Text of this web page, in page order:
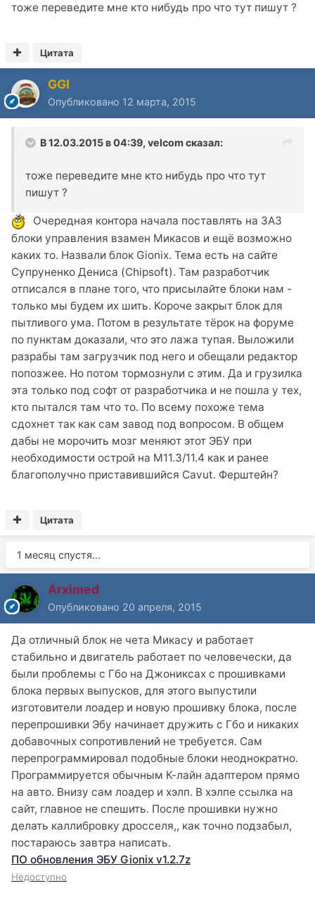
тоже переведите мне кто нибудь про что тут пишут ?
Цитата
GGI
Опубликовано 12 марта, 2015
В 12.03.2015 в 04:39, velcom сказал:
тоже переведите мне кто нибудь про что тут
пишут ?
Очередная контора начала поставлять на ЗАЗ
блоки управления взамен Микасов и ещё возможно
каких то. Назвали блок Gionix. Тема есть на сайте
Супруненко Дениса (Chipsoft). Там разработчик
отписался в плане того, что присылайте блоки нам -
только мы будем их шить. Короче закрыт блок для
пытливого ума. Потом в результате тёрок на форуме
по пунктам доказали, что это лажа тупая. Выложили
разрабы там загрузчик под него и обещали редактор
попозжее. Но потом тормознули с этим. Да и грузилка
эта только под софт от разработчика и не пошла у тех,
кто пытался там что то. По всему похоже тема
сдохнет так как сам завод под вопросом. В общем
дабы не морочить мозг меняют этот ЭБУ при
необходимости острой на М11.3/11.4 как и ранее
благополучно приставившийся Cavut. Ферштейн?
Цитата
1 месяц спустя...
Arximed
Опубликовано 20 апреля, 2015
Да отличный блок не чета Микасу и работает
стабильно и двигатель работает по человечески, да
были проблемы с Гбо на Джониксах с прошивками
блока первых выпусков, для этого выпустили
изготовители лоадер и новую прошивку блока, после
перепрошивки Эбу начинает дружить с Гбо и никаких
добавочных сопротивлений не требуется. Сам
перепрограммировал подобные блоки неоднократно.
Программируется обычным К-лайн адаптером прямо
на авто. Внизу сам лоадер и хэлп. В хэлпе ссылка на
сайт, главное не спешить. После прошивки нужно
делать каллибровку дросселя,, как точно подзабыл,
постараюсь завтра написать.
ПО обновления ЭБУ Gionix v1.2.7z
Недоступно